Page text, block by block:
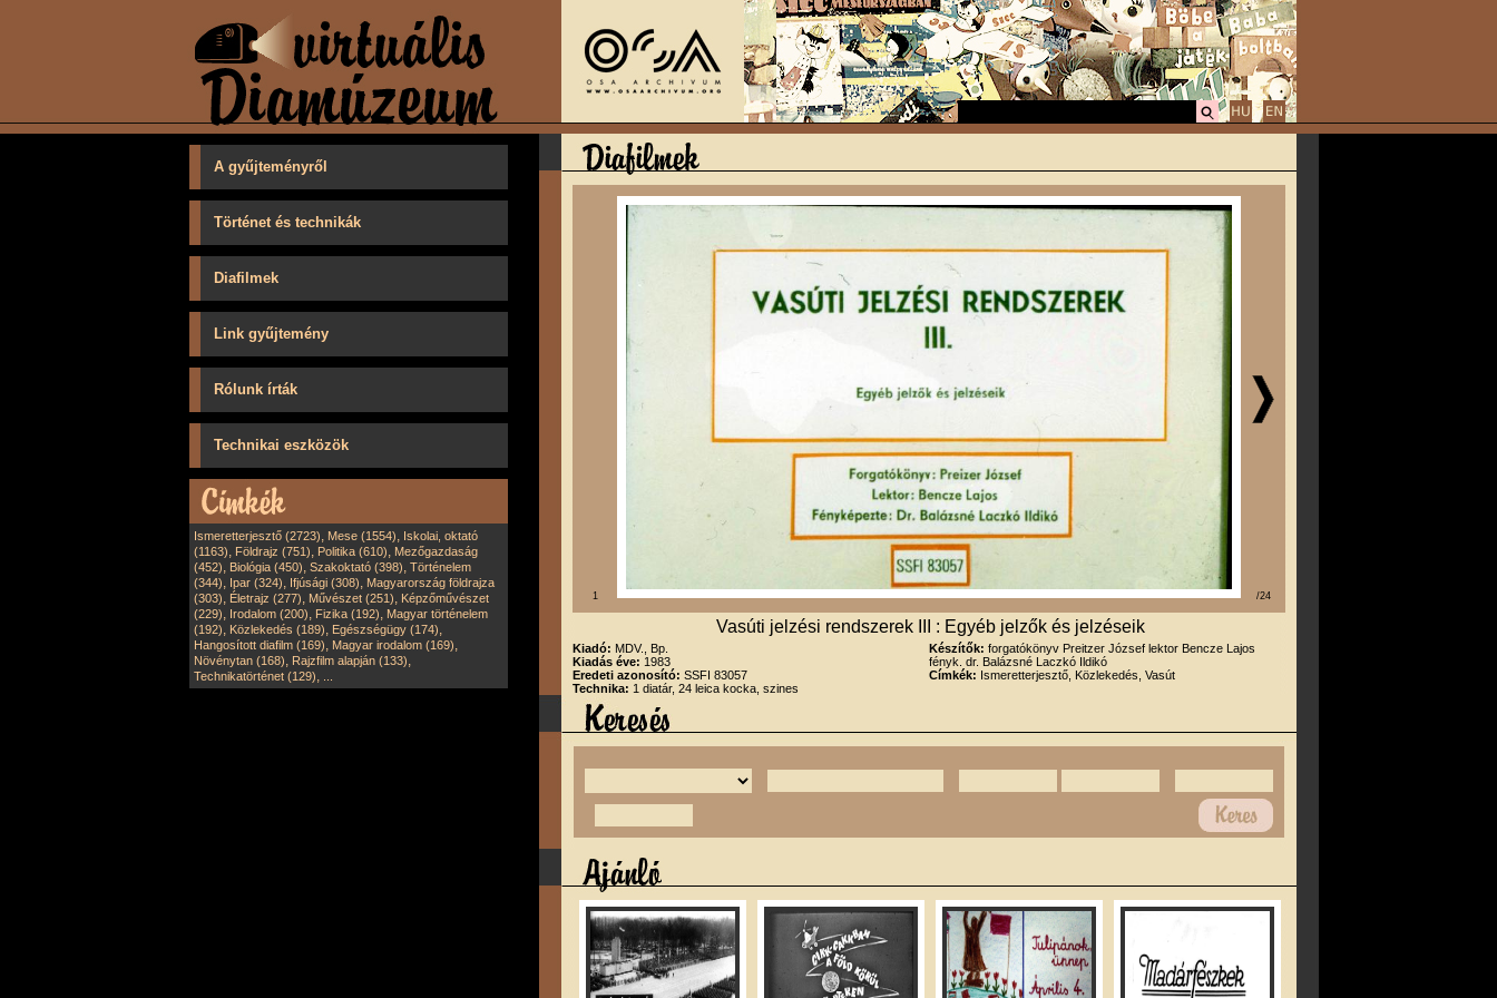
A gyűjteményről
Történet és technikák
Diafilmek
Link gyűjtemény
Rólunk írták
Technikai eszközök
Ismeretterjesztő (2723), Mese (1554), Iskolai, oktató
(1163), Földrajz (751), Politika (610), Mezőgazdaság
(452), Biológia (450), Szakoktató (398), Történelem
(344), Ipar (324), Ifjúsági (308), Magyarország földrajza
(303), Életrajz (277), Művészet (251), Képzőművészet
(229), Irodalom (200), Fizika (192), Magyar történelem
(192), Közlekedés (189), Egészségügy (174),
Hangosított diafilm (169), Magyar irodalom (169),
Növénytan (168), Rajzfilm alapján (133),
Technikatörténet (129),
1 /24
Vasúti jelzési rendszerek III : Egyéb jelzők és jelzéseik
Kiadó: MDV., Bp.
Kiadás éve: 1983
Eredeti azonosító: SSFI 83057
Technika: 1 diatár, 24 leica kocka, szines
Készítők: forgatókönyv Preitzer József lektor Bencze Lajos
fényk. dr. Balázsné Laczkó Ildikó
Címkék: Ismeretterjesztő, Közlekedés, Vasút